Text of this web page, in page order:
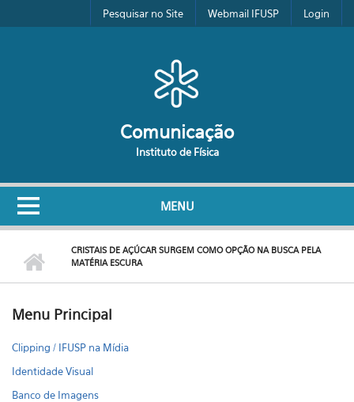
Pular para o conteúdo principalPesquisar no Site Webmail IFUSP Login
Comunicação
Instituto de Física
MENU
CRISTAIS DE AÇÚCAR SURGEM COMO OPÇÃO NA BUSCA PELA
MATÉRIA ESCURA
Menu Principal
Clipping / IFUSP na Mídia
Identidade Visual
Banco de Imagens